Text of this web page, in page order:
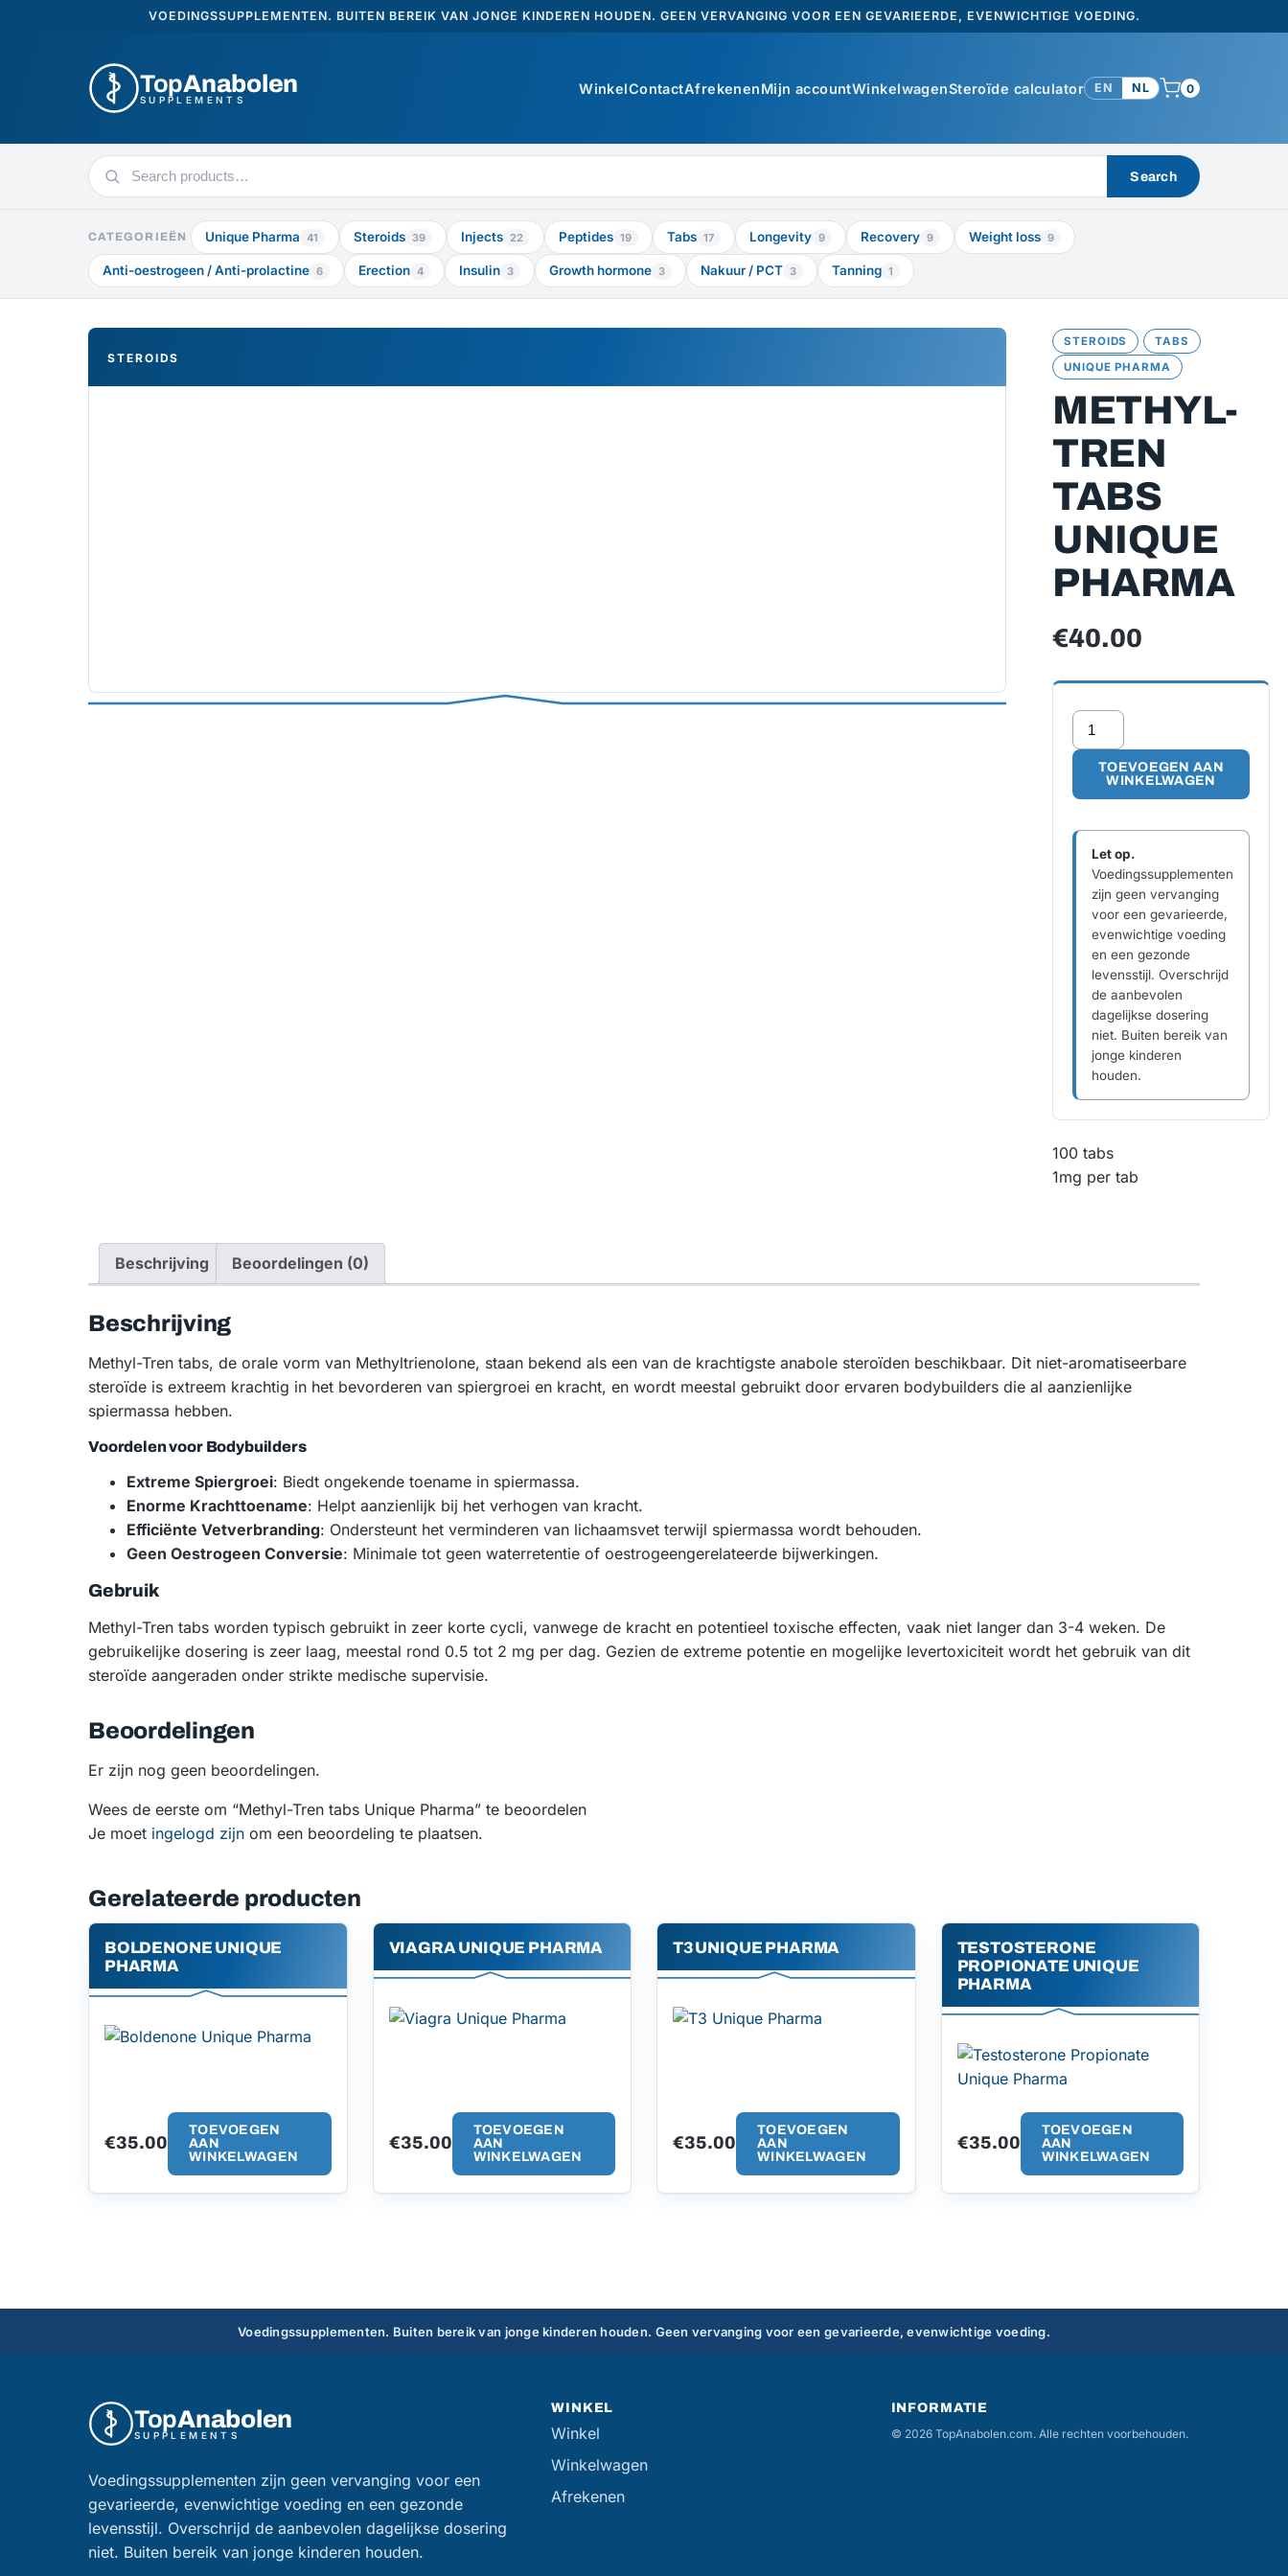
VOEDINGSSUPPLEMENTEN. BUITEN BEREIK VAN JONGE KINDEREN HOUDEN. GEEN VERVANGING VOOR EEN GEVARIEERDE, EVENWICHTIGE VOEDING.
TopAnabolen
SUPPLEMENTS
WinkelContactAfrekenenMijn accountWinkelwagenSteroïde calculator EN NL 0
Search
products
Search
CATEGORIEËN Unique Pharma 41 Steroids 39 Injects 22 Peptides 19 Tabs 17 Longevity 9 Recovery 9 Weight loss 9
Anti-oestrogeen / Anti-prolactine 6 Erection 4 Insulin 3 Growth hormone 3 Nakuur / PCT 3 Tanning 1
STEROIDS
STEROIDS
TABS
UNIQUE PHARMA
METHYL-
TREN
TABS
UNIQUE
PHARMA
€40.00
Methyl-
Tren
tabs
Unique
aantal
TOEVOEGEN AAN
WINKELWAGEN
Let op.
Voedingssupplementen
zijn geen vervanging
voor een gevarieerde,
evenwichtige voeding
en een gezonde
levensstijl. Overschrijd
de aanbevolen
dagelijkse dosering
niet. Buiten bereik van
jonge kinderen
houden.
100 tabs
1mg per tab
Beschrijving Beoordelingen (0)
Beschrijving
Methyl-Tren tabs, de orale vorm van Methyltrienolone, staan bekend als een van de krachtigste anabole steroïden beschikbaar. Dit niet-aromatiseerbare
steroïde is extreem krachtig in het bevorderen van spiergroei en kracht, en wordt meestal gebruikt door ervaren bodybuilders die al aanzienlijke
spiermassa hebben.
Voordelen voor Bodybuilders
Extreme Spiergroei: Biedt ongekende toename in spiermassa.
Enorme Krachttoename: Helpt aanzienlijk bij het verhogen van kracht.
Efficiënte Vetverbranding: Ondersteunt het verminderen van lichaamsvet terwijl spiermassa wordt behouden.
Geen Oestrogeen Conversie: Minimale tot geen waterretentie of oestrogeengerelateerde bijwerkingen.
Gebruik
Methyl-Tren tabs worden typisch gebruikt in zeer korte cycli, vanwege de kracht en potentieel toxische effecten, vaak niet langer dan 3-4 weken. De
gebruikelijke dosering is zeer laag, meestal rond 0.5 tot 2 mg per dag. Gezien de extreme potentie en mogelijke levertoxiciteit wordt het gebruik van dit
steroïde aangeraden onder strikte medische supervisie.
Beoordelingen
Er zijn nog geen beoordelingen.
Wees de eerste om “Methyl-Tren tabs Unique Pharma” te beoordelen
Je moet ingelogd zijn om een beoordeling te plaatsen.
Gerelateerde producten
BOLDENONE UNIQUE
PHARMA
€35.00
TOEVOEGEN
AAN
WINKELWAGEN
VIAGRA UNIQUE PHARMA
€35.00
TOEVOEGEN
AAN
WINKELWAGEN
T3 UNIQUE PHARMA
€35.00
TOEVOEGEN
AAN
WINKELWAGEN
TESTOSTERONE
PROPIONATE UNIQUE
PHARMA
€35.00
TOEVOEGEN
AAN
WINKELWAGEN
Voedingssupplementen. Buiten bereik van jonge kinderen houden. Geen vervanging voor een gevarieerde, evenwichtige voeding.
TopAnabolen
SUPPLEMENTS
Voedingssupplementen zijn geen vervanging voor een
gevarieerde, evenwichtige voeding en een gezonde
levensstijl. Overschrijd de aanbevolen dagelijkse dosering
niet. Buiten bereik van jonge kinderen houden.
WINKEL
Winkel
Winkelwagen
Afrekenen
INFORMATIE
© 2026 TopAnabolen.com. Alle rechten voorbehouden.